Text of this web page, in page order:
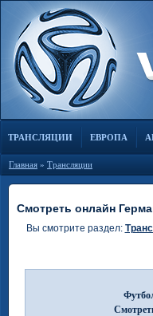
ТРАНСЛЯЦИИ ЕВРОПА
Главная » Трансляции
Смотреть онлайн
Вы смотрите раздел: